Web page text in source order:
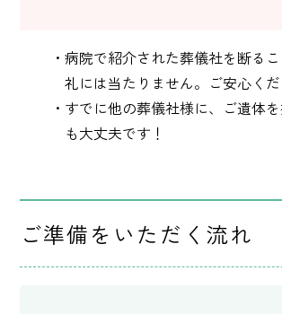
・病院で紹介された葬儀社を断る
礼には当たりません。ご安心くだ
・すでに他の葬儀社様に、ご遺体
も大丈夫です！
ご準備をいただく流れ